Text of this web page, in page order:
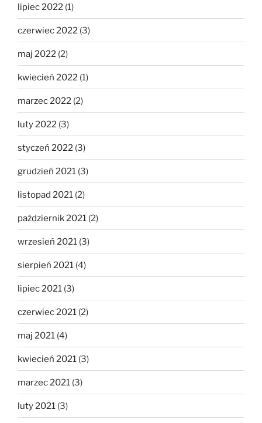
lipiec 2022 (1)
czerwiec 2022 (3)
maj 2022 (2)
kwiecień 2022 (1)
marzec 2022 (2)
luty 2022 (3)
styczeń 2022 (3)
grudzień 2021 (3)
listopad 2021 (2)
październik 2021 (2)
wrzesień 2021 (3)
sierpień 2021 (4)
lipiec 2021 (3)
czerwiec 2021 (2)
maj 2021 (4)
kwiecień 2021 (3)
marzec 2021 (3)
luty 2021 (3)